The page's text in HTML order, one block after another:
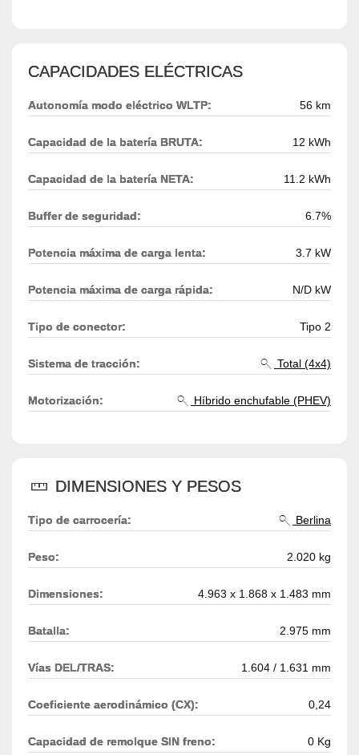
CAPACIDADES ELÉCTRICAS
Autonomía modo eléctrico WLTP: 56 km
Capacidad de la batería BRUTA: 12 kWh
Capacidad de la batería NETA: 11.2 kWh
Buffer de seguridad: 6.7%
Potencia máxima de carga lenta: 3.7 kW
Potencia máxima de carga rápida: N/D kW
Tipo de conector: Tipo 2
Sistema de tracción: Total (4x4)
Motorización: Híbrido enchufable (PHEV)
DIMENSIONES Y PESOS
Tipo de carrocería: Berlina
Peso: 2.020 kg
Dimensiones: 4.963 x 1.868 x 1.483 mm
Batalla: 2.975 mm
Vías DEL/TRAS: 1.604 / 1.631 mm
Coeficiente aerodinámico (CX): 0,24
Capacidad de remolque SIN freno: 0 Kg